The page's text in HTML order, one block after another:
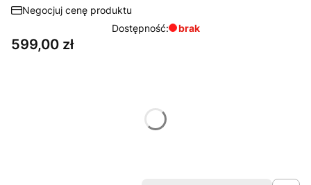
Negocjuj cenę produktu
Dostępność:
brak
Cena
599,00 zł